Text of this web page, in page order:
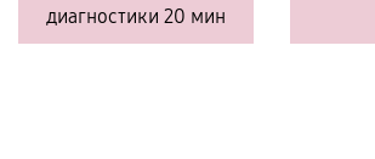
диагностики 20 мин